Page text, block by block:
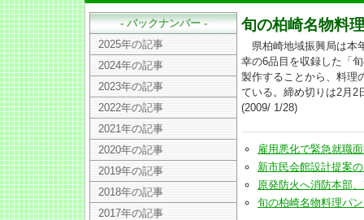
旬の柏崎名物料
県柏崎地域振興局は本
幸の6品目を収録した「
製作することから、料理
ている。締め切りは2月2
(2009/ 1/28)
雇用悪化で緊急就職
新市民会館設計提案
原発防火へ消防本部
旬の柏崎名物料理パ
- バックナンバー -
2025年の記事
2024年の記事
2023年の記事
2022年の記事
2021年の記事
2020年の記事
2019年の記事
2018年の記事
2017年の記事